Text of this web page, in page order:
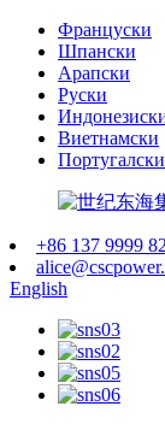
Француски
Шпански
Арапски
Руски
Виетнамски
Португалски
+86 137 9999
English